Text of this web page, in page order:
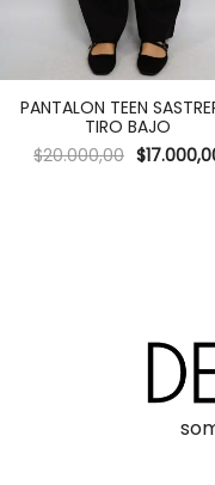
PANTALON TEEN
TIRO BAJO
$20.000,00 $